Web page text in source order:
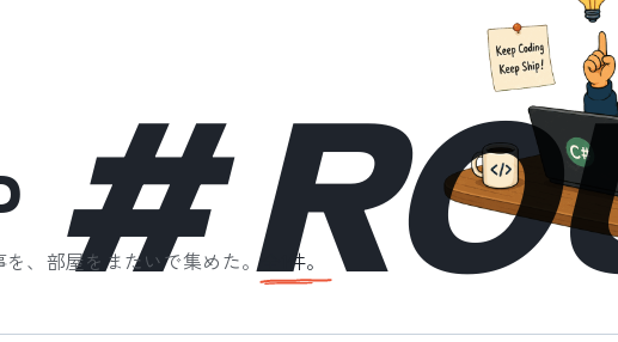
#
を、部屋をまたいで集めた。 件。